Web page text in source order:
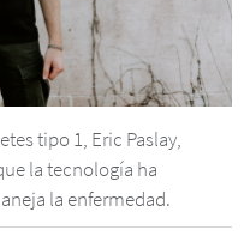
tipo 1, Eric Paslay,
la tecnología ha
la enfermedad.